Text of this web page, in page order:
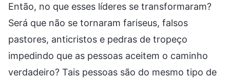
Então, no que esses líderes se transformaram?
Será que não se tornaram fariseus, falsos
pastores, anticristos e pedras de tropeço
impedindo que as pessoas aceitem o caminho
verdadeiro? Tais pessoas são do mesmo tipo de